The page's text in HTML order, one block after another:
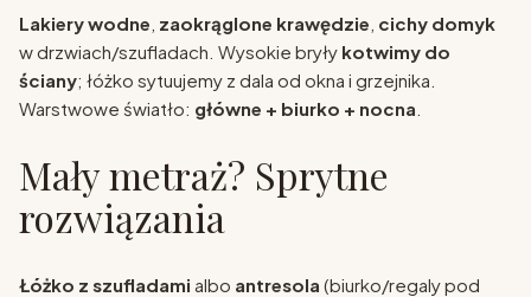
Lakiery wodne zaokrąglone krawędzie cichy domyk
w drzwiach/szufladach. Wysokie bryły kotwimy do
ściany; łóżko sytuujemy z dala od okna i grzejnika.
Warstwowe światło: główne + biurko + nocna
Mały metraż? Sprytne
rozwiązania
Łóżko z szufladami albo antresola (biurko/regaly pod